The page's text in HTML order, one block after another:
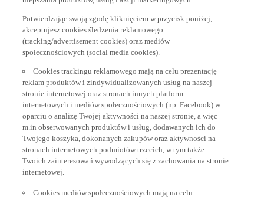
akceptujesz cookies śledzenia reklamowego
(tracking/advertisement cookies) oraz mediów
społecznościowych (social media cookies).
reklam produktów i zindywidualizowanych usług na naszej
stronie internetowej oraz stronach innych platform
internetowych i mediów społecznościowych (np. Facebook) w
oparciu o analizę Twojej aktywności na naszej stronie, a więc
m.in obserwowanych produktów i usług, dodawanych ich do
Twojego koszyka, dokonanych zakupów oraz aktywności na
stronach internetowych podmiotów trzecich, w tym także
Twoich zainteresowań wywodzących się z zachowania na stronie
internetowej.